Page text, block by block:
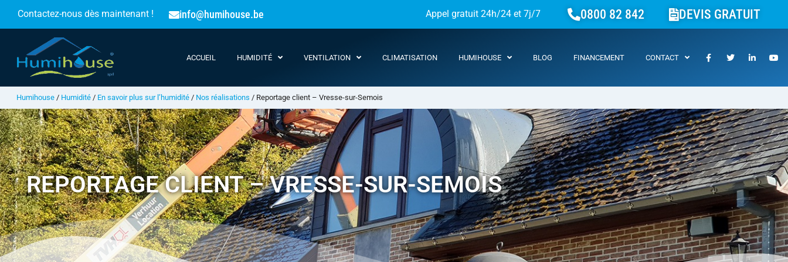
Contactez-nous dès maintenant ! info@humihouse.be Appel gratuit 24h/24 et 7j/7 0800 82 842 DEVIS GRATUIT
ACCUEIL HUMIDITÉ VENTILATION CLIMATISATION HUMIHOUSE BLOG FINANCEMENT CONTACT
Humihouse / Humidité / En savoir plus sur l’humidité / Nos réalisations / Reportage client – Vresse-sur-Semois
REPORTAGE CLIENT – VRESSE-SUR-SEMOIS